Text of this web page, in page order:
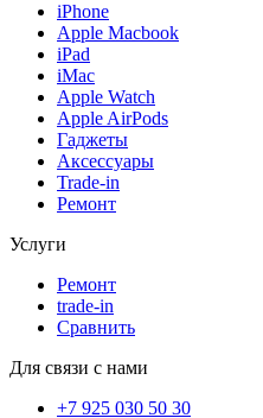
iPhone
Apple Macbook
iPad
iMac
Apple Watch
Apple AirPods
Гаджеты
Аксессуары
Trade-in
Ремонт
Услуги
Ремонт
trade-in
Сравнить
Для связи с нами
+7 925 030 50 30